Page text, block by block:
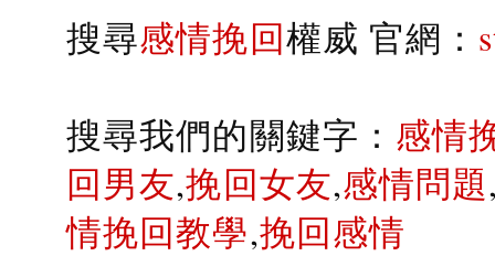
搜尋感情挽回權威 官網：
搜尋我們的關鍵字： 感情
回男友,挽回女友,感情問題
情挽回教學,挽回感情